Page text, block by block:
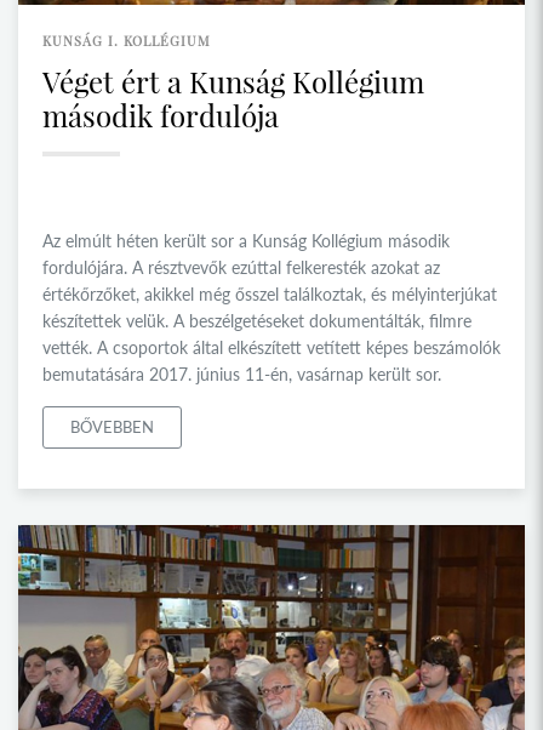
KUNSÁG I. KOLLÉGIUM
Véget ért a Kunság Kollégium
második fordulója
Az elmúlt héten került sor a Kunság Kollégium második
fordulójára. A résztvevők ezúttal felkeresték azokat az
értékőrzőket, akikkel még ősszel találkoztak, és mélyinterjúkat
készítettek velük. A beszélgetéseket dokumentálták, filmre
vették. A csoportok által elkészített vetített képes beszámolók
bemutatására 2017. június 11-én, vasárnap került sor.
BŐVEBBEN